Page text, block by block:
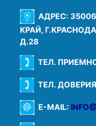
АДРЕС:
КРАЙ,
Д.28
ТЕЛ.
ТЕЛ.
E-MAIL: